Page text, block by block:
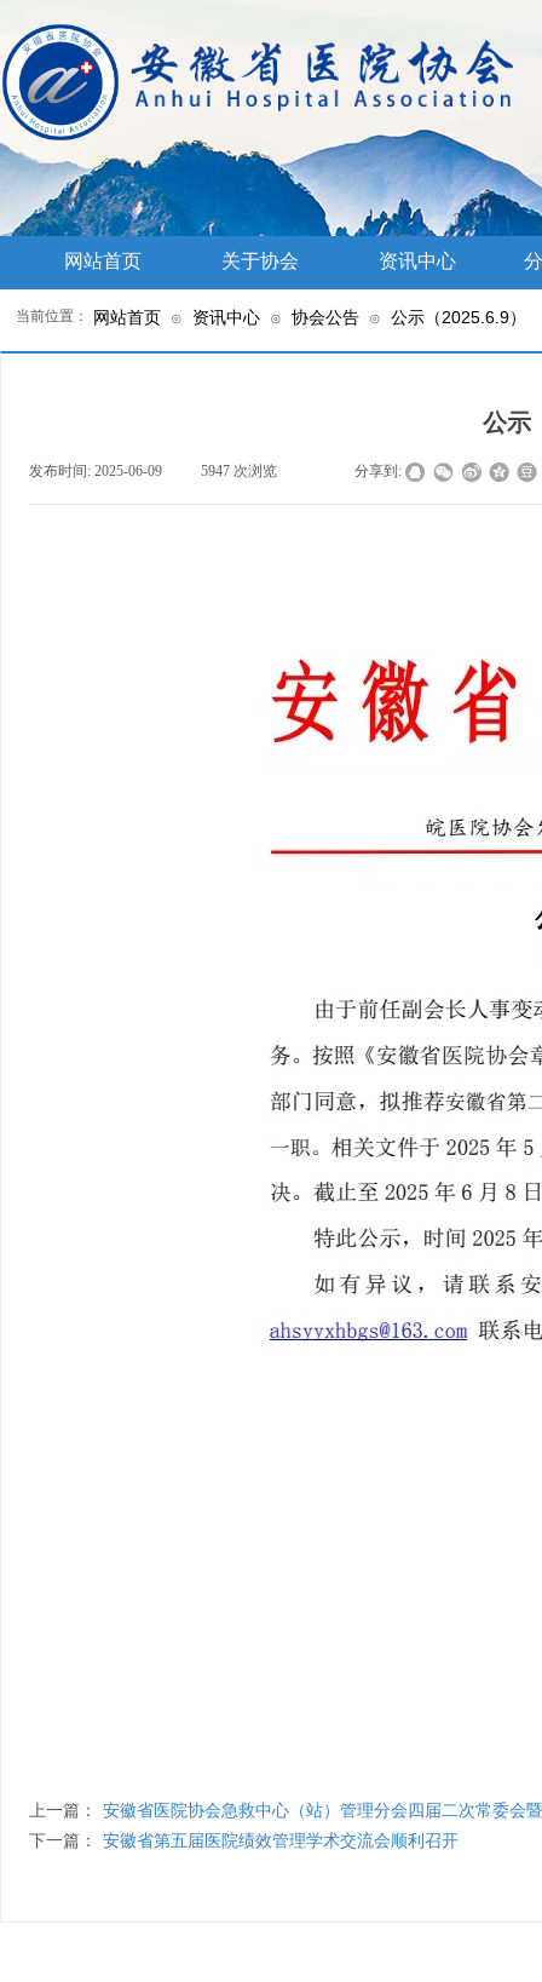
网站首页 关于协会 资讯中心
网站首页 ⊙ 资讯中心 ⊙ 协会公告 ⊙ 公示（2025.6.9）
当前位置：
公示
发布时间: 2025-06-09 5947 次浏览 分享到:
上一篇：
安徽省医院协会急救中心（站）管理分会四届二次常委会
下一篇：
安徽省第五届医院绩效管理学术交流会顺利召开